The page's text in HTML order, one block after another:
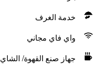
خدمة الغرف
واي فاي مجاني
جهاز صنع القهوة/ الشاي